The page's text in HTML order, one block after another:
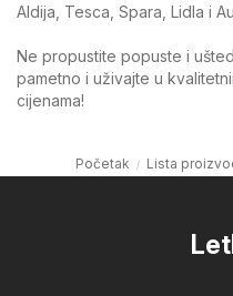
Aldija, Tesca, Spara, Lidla i
Ne propustite popuste i
pametno i uživajte u
cijenama!
Početak Lista